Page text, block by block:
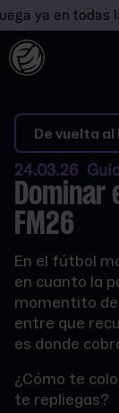
ya en todas las
De vuelta al
24.03.26
Dominar
FM26
En el fútbol
en cuanto la
momentito de
entre que
es donde
¿Cómo te
te repliegas?